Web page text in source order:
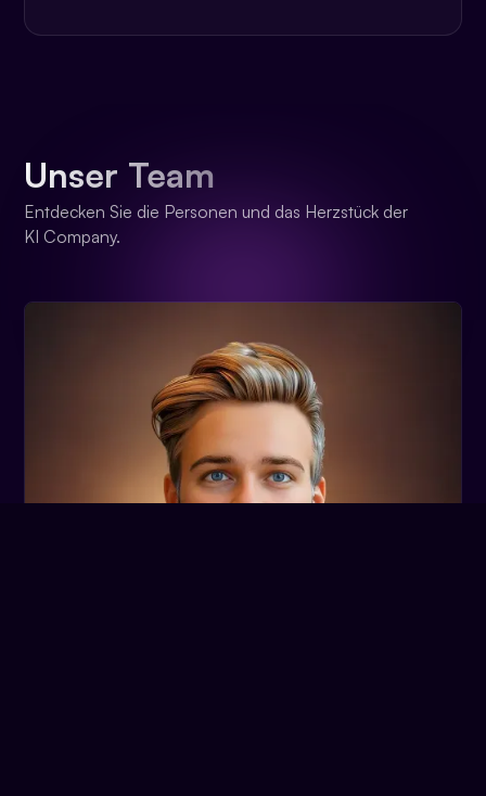
Unser Team
Entdecken Sie die Personen und das Herzstück der
KI Company.